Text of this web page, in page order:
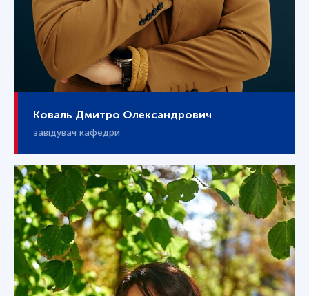
Коваль Дмитро Олександрович
завідувач кафедри